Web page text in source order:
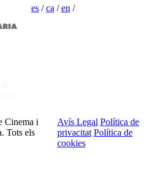
es/ca /en /
Cinema i
Tots els
Avís Legal Política de
privacitat Política de
cookies